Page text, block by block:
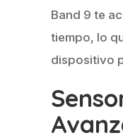
Band 9 te
tiempo, lo
dispositivo